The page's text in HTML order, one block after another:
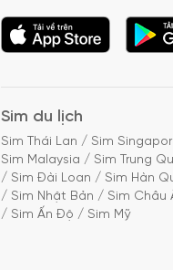
Tải ứng dụng Tải
Sim du lịch
Sim Thái Lan / Sim
Sim Malaysia / Sim Trung
/ Sim Đài Loan / Sim Hàn
/ Sim Nhật Bản / Sim Châu
/ Sim Ấn Độ / Sim Mỹ